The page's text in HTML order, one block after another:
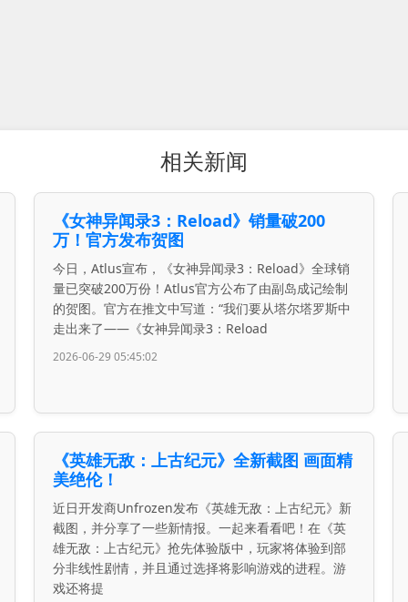
相关新闻
《女神异闻录3：Reload》销量破200
万！官方发布贺图
今日，Atlus宣布，《女神异闻录3：Reload》全球销
量已突破200万份！Atlus官方公布了由副岛成记绘制
的贺图。官方在推文中写道：“我们要从塔尔塔罗斯中
走出来了——《女神异闻录3：Reload
2026-06-29 05:45:02
《英雄无敌：上古纪元》全新截图 画面精
美绝伦！
近日开发商Unfrozen发布《英雄无敌：上古纪元》新
截图，并分享了一些新情报。一起来看看吧！在《英
雄无敌：上古纪元》抢先体验版中，玩家将体验到部
分非线性剧情，并且通过选择将影响游戏的进程。游
戏还将提